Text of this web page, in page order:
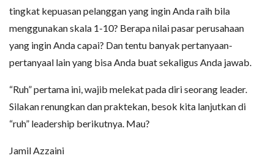
tingkat kepuasan pelanggan yang ingin Anda raih bila
menggunakan skala 1-10? Berapa nilai pasar perusahaan
yang ingin Anda capai? Dan tentu banyak pertanyaan-
pertanyaal lain yang bisa Anda buat sekaligus Anda jawab.
“Ruh” pertama ini, wajib melekat pada diri seorang leader.
Silakan renungkan dan praktekan, besok kita lanjutkan di
“ruh” leadership berikutnya. Mau?
Jamil Azzaini